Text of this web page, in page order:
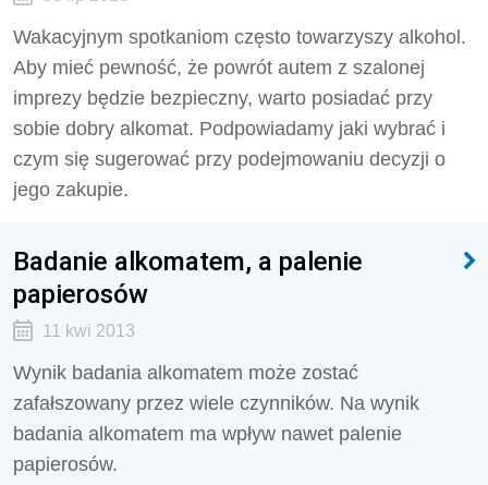
Wakacyjnym spotkaniom często towarzyszy alkohol.
Aby mieć pewność, że powrót autem z szalonej
imprezy będzie bezpieczny, warto posiadać przy
sobie dobry alkomat. Podpowiadamy jaki wybrać i
czym się sugerować przy podejmowaniu decyzji o
jego zakupie.
Badanie alkomatem, a palenie
papierosów
11 kwi 2013
Wynik badania alkomatem może zostać
zafałszowany przez wiele czynników. Na wynik
badania alkomatem ma wpływ nawet palenie
papierosów.